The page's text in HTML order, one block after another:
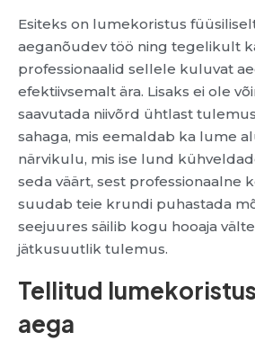
Esiteks on lumekoristus
aeganõudev töö ning tegelikult
professionaalid sellele kuluvat
efektiivsemalt ära. Lisaks ei ole
saavutada niivõrd ühtlast
sahaga, mis eemaldab ka lume
närvikulu, mis ise lund
seda väärt, sest professionaalne
suudab teie krundi puhastada
seejuures säilib kogu hooaja
jätkusuutlik tulemus.
Tellitud
aega